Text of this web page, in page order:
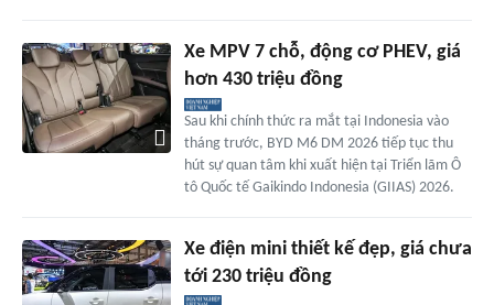
Xe MPV 7 chỗ, động cơ PHEV, giá
hơn 430 triệu đồng
Sau khi chính thức ra mắt tại Indonesia vào
tháng trước, BYD M6 DM 2026 tiếp tục thu
hút sự quan tâm khi xuất hiện tại Triển lãm Ô
tô Quốc tế Gaikindo Indonesia (GIIAS) 2026.
Xe điện mini thiết kế đẹp, giá chưa
tới 230 triệu đồng